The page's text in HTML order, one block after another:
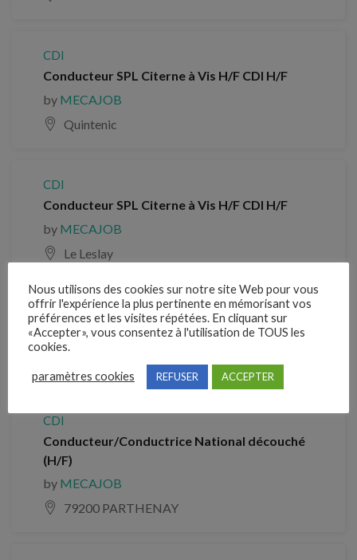
CDI
Conducteur SPL Citerne à Vis H/F CDI H/F
by MECAJOB
Quintenic
CDI
Conducteur SPL Citerne à Vis H/F CDI H/F
by MECAJOB
Le Leslay
Chauffeur PL (H/F)
byMECAJOB
CDI
Conducteur/Conductrice National découché
(H/F)
by MECAJOB
79200 PARTHENAY
Nous utilisons des cookies sur notre site Web pour vous
offrir l'expérience la plus pertinente en mémorisant vos
préférences et les visites répétées. En cliquant sur
«Accepter», vous consentez à l'utilisation de TOUS les
cookies.
paramètres cookies REFUSER ACCEPTER